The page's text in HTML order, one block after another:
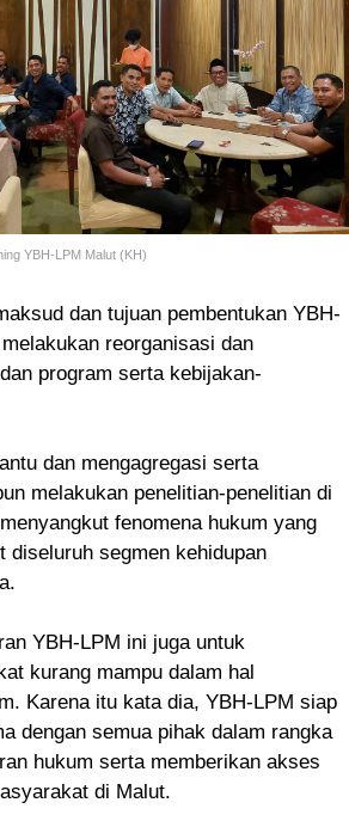
YBH-LPM Malut (KH)
dan tujuan pembentukan YBH-
reorganisasi dan
program serta kebijakan-
dan mengagregasi serta
melakukan penelitian-penelitian di
fenomena hukum yang
diseluruh segmen kehidupan
YBH-LPM ini juga untuk
kurang mampu dalam hal
Karena itu kata dia, YBH-LPM siap
dengan semua pihak dalam rangka
hukum serta memberikan akses
di Malut.